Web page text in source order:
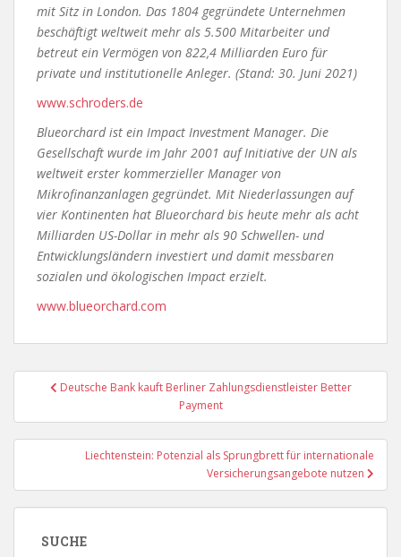
mit Sitz in London. Das 1804 gegründete Unternehmen
beschäftigt weltweit mehr als 5.500 Mitarbeiter und
betreut ein Vermögen von 822,4 Milliarden Euro für
private und institutionelle Anleger. (Stand: 30. Juni 2021)
www.schroders.de
Blueorchard ist ein Impact Investment Manager. Die
Gesellschaft wurde im Jahr 2001 auf Initiative der UN als
weltweit erster kommerzieller Manager von
Mikrofinanzanlagen gegründet. Mit Niederlassungen auf
vier Kontinenten hat Blueorchard bis heute mehr als acht
Milliarden US-Dollar in mehr als 90 Schwellen- und
Entwicklungsländern investiert und damit messbaren
sozialen und ökologischen Impact erzielt.
www.blueorchard.com
Beitragsnavigation
Deutsche Bank kauft Berliner Zahlungsdienstleister Better
Payment
Liechtenstein: Potenzial als Sprungbrett für internationale
Versicherungsangebote nutzen
SUCHE